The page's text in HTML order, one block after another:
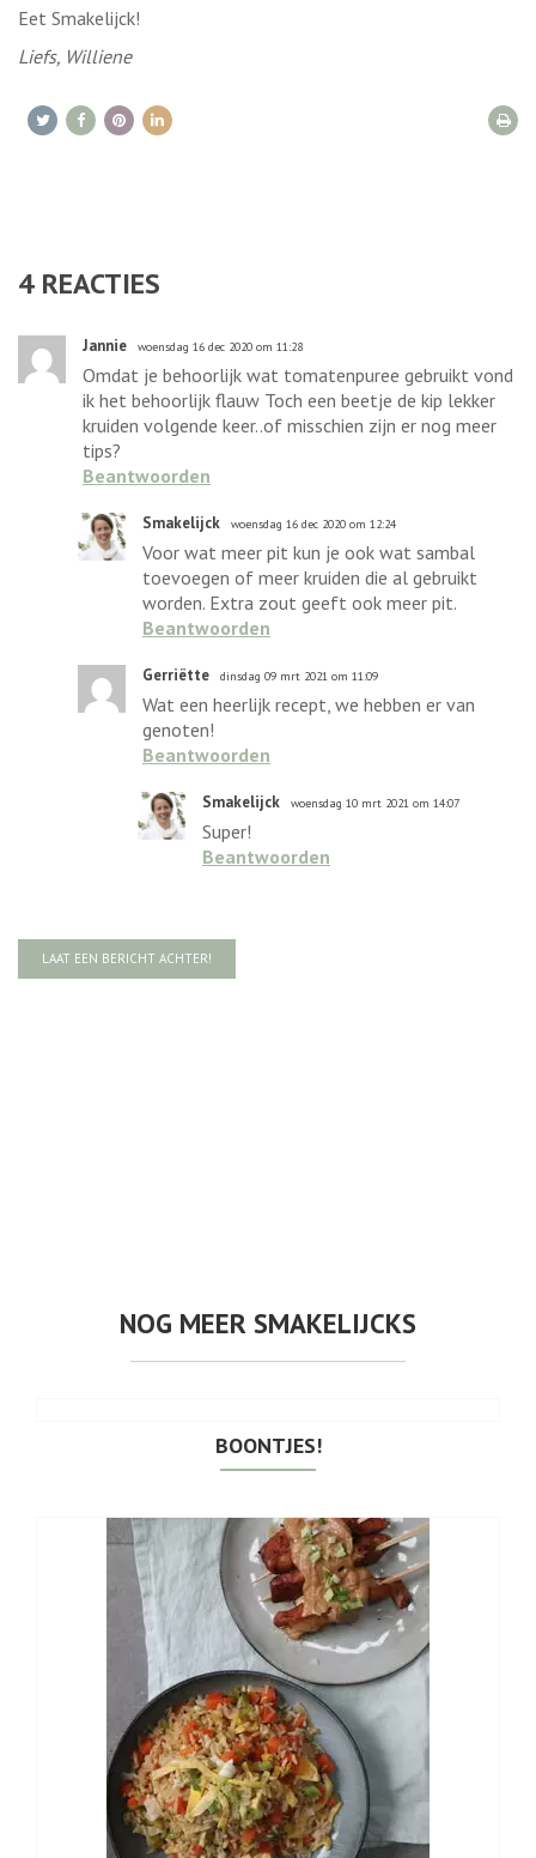
Eet Smakelijck!
Liefs, Williene
4 REACTIES
Jannie woensdag 16 dec 2020 om 11:28
Omdat je behoorlijk wat tomatenpuree gebruikt vond
ik het behoorlijk flauw Toch een beetje de kip lekker
kruiden volgende keer..of misschien zijn er nog meer
tips?
Beantwoorden
Smakelijck woensdag 16 dec 2020 om 12:24
Voor wat meer pit kun je ook wat sambal
toevoegen of meer kruiden die al gebruikt
worden. Extra zout geeft ook meer pit.
Beantwoorden
Gerriëtte dinsdag 09 mrt 2021 om 11:09
Wat een heerlijk recept, we hebben er van
genoten!
Beantwoorden
Smakelijck woensdag 10 mrt 2021 om 14:07
Super!
Beantwoorden
LAAT EEN BERICHT ACHTER!
NOG MEER SMAKELIJCKS
BOONTJES!